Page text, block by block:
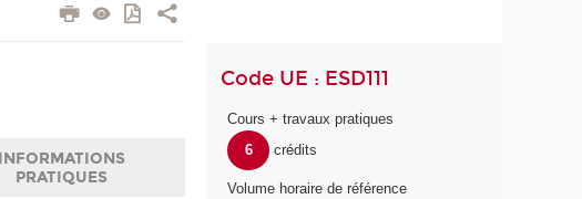
INFORMATIONS
PRATIQUES
Code UE : ESD111
Cours + travaux pratiques
6
crédits
Volume horaire de référence